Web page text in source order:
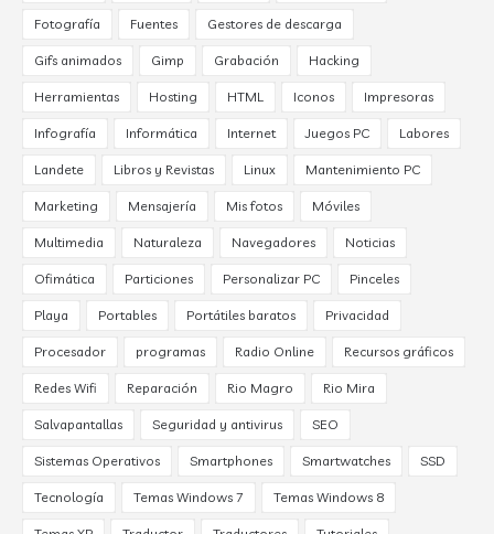
Fotografía Fuentes Gestores de descarga
Gifs animados Gimp Grabación Hacking
Herramientas Hosting HTML Iconos Impresoras
Infografía Informática Internet Juegos PC Labores
Landete Libros y Revistas Linux Mantenimiento PC
Marketing Mensajería Mis fotos Móviles
Multimedia Naturaleza Navegadores Noticias
Ofimática Particiones Personalizar PC Pinceles
Playa Portables Portátiles baratos Privacidad
Procesador programas Radio Online Recursos gráficos
Redes Wifi Reparación Rio Magro Rio Mira
Salvapantallas Seguridad y antivirus SEO
Sistemas Operativos Smartphones Smartwatches SSD
Tecnología Temas Windows 7 Temas Windows 8